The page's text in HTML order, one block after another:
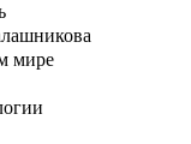
мире